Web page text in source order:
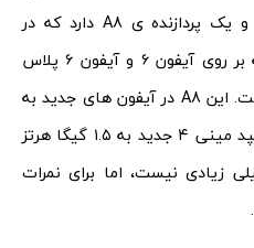
مینی ۴، یک رم ۲ گیگا بایتی و یک پردازنده ی A8 دارد که در
مقایسه با پردازنده ی A8 ای که بر روی آیفون ۶ و آیفون ۶ پلاس
یافت می شود، اورکلاک شده است. این A8 در آیفون های جدید به
۱.۴ گیگا هرتز، اما در تراشه ی آیپد مینی ۴ جدید به ۱.۵ گیگا هرتز
زیادی نیست، اما برای نمرات